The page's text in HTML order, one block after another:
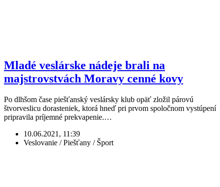
Mladé veslárske nádeje brali na
majstrovstvách Moravy cenné kovy
Po dlhšom čase piešťanský veslársky klub opäť zložil párovú
štvorveslicu dorasteniek, ktorá hneď pri prvom spoločnom vystúpení
pripravila príjemné prekvapenie.…
10.06.2021, 11:39
Veslovanie / Piešťany / Šport